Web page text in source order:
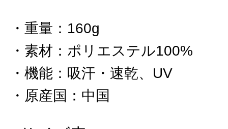
重量 ： 160g
素材 ： ポリエステル100%
機能 ： 吸汗・速乾、UV
原産国 ： 中国